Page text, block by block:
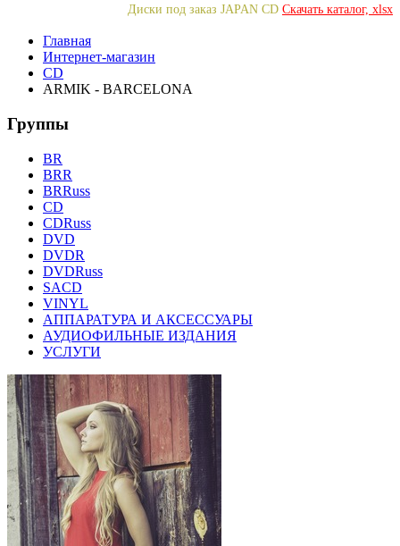
Диски под заказ JAPAN CD Скачать каталог, xlsx
Главная
Интернет-магазин
CD
ARMIK - BARCELONA
Группы
BR
BRR
BRRuss
CD
CDRuss
DVD
DVDR
DVDRuss
SACD
VINYL
АППАРАТУРА И АКСЕССУАРЫ
АУДИОФИЛЬНЫЕ ИЗДАНИЯ
УСЛУГИ